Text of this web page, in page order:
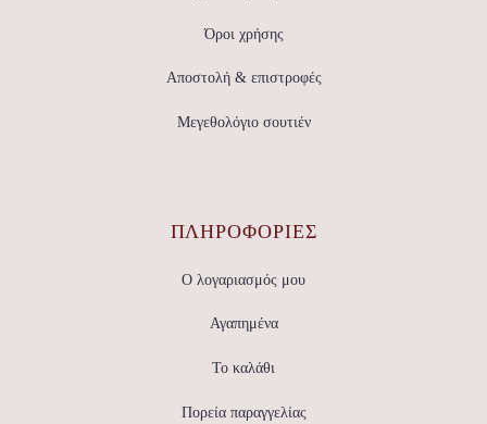
Όροι χρήσης
Αποστολή & επιστροφές
Μεγεθολόγιο σουτιέν
ΠΛΗΡΟΦΟΡΙΕΣ
Ο λογαριασμός μου
Αγαπημένα
Το καλάθι
Πορεία παραγγελίας